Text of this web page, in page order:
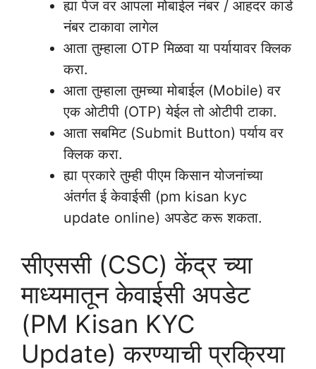
ह्या पेज वर आपला मोबाईल नंबर / आहदर कार्ड
नंबर टाकावा लागेल
आता तुम्हाला OTP मिळवा या पर्यायावर क्लिक
करा.
आता तुम्हाला तुमच्या मोबाईल (Mobile) वर
एक ओटीपी (OTP) येईल तो ओटीपी टाका.
आता सबमिट (Submit Button) पर्याय वर
क्लिक करा.
ह्या प्रकारे तुम्ही पीएम किसान योजनांच्या
अंतर्गत ई केवाईसी (pm kisan kyc
update online) अपडेट करू शकता.
सीएससी (CSC) केंद्र च्या
माध्यमातून केवाईसी अपडेट
(PM Kisan KYC
Update) करण्याची प्रक्रिया